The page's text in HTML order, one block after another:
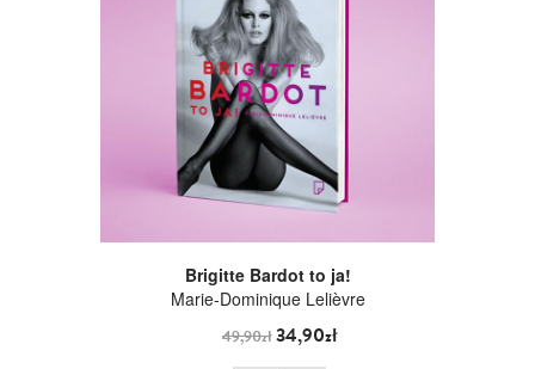
Brigitte Bardot to ja!
Marie-Dominique Lelièvre
49,90zł34,90zł